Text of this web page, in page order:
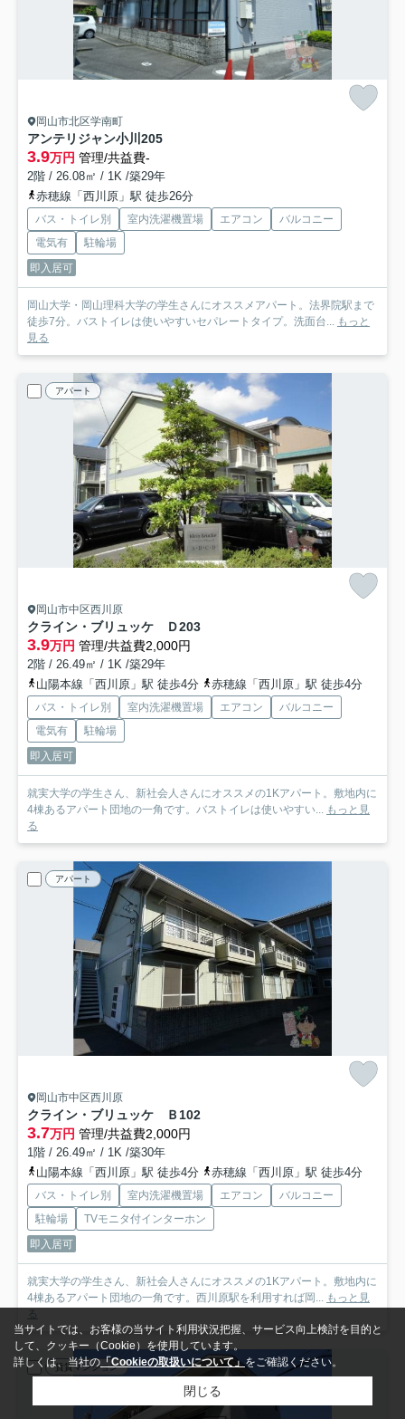
岡山市北区学南町
アンテリジャン小川 205
3.9万円 管理/共益費-
2階 / 26.08㎡ / 1K /築29年
赤穂線「西川原」駅 徒歩26分
バス・トイレ別 室内洗濯機置場 エアコン
バルコニー
電気有
駐輪場
即入居可
岡山大学・岡山理科大学の学生さんにオススメアパート。法界院駅まで
徒歩7分。バストイレは使いやすいセパレートタイプ。洗面台...
もっと
見る
アパート
岡山市中区西川原
クライン・ブリュッケ Ｄ203
3.9万円 管理/共益費2,000円
2階 / 26.49㎡ / 1K /築29年
山陽本線「西川原」駅 徒歩4分
赤穂線「西川原」駅 徒歩4分
バス・トイレ別 室内洗濯機置場 エアコン
バルコニー
電気有
駐輪場
即入居可
就実大学の学生さん、新社会人さんにオススメの1Kアパート。敷地内に
4棟あるアパート団地の一角です。バストイレは使いやすい...
もっと見
る
アパート
岡山市中区西川原
クライン・ブリュッケ Ｂ 102
3.7万円 管理/共益費2,000円
1階 / 26.49㎡ / 1K /築30年
山陽本線「西川原」駅 徒歩4分
赤穂線「西川原」駅 徒歩4分
バス・トイレ別 室内洗濯機置場 エアコン
バルコニー
駐輪場
TVモニタ付インターホン
即入居可
就実大学の学生さん、新社会人さんにオススメの1Kアパート。敷地内に
4棟あるアパート団地の一角です。西川原駅を利用すれば岡... もっと見
る
賃貸マンション
当サイトでは、お客様の当サイト利用状況把握、サービス向上検討を目的と
して、クッキー（Cookie）を使用しています。
詳しくは、当社の「Cookieの取扱いについて」をご確認ください。
閉じる